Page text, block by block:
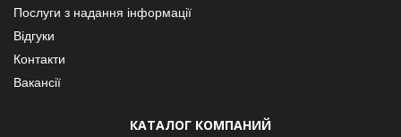
Послуги з надання інформації
Відгуки
Контакти
Вакансії
КАТАЛОГ КОМПАНИЙ